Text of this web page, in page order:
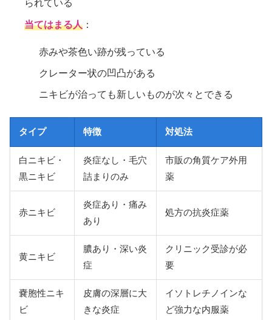
られている
当てはまる人 ：
赤みや茶色い跡が残っている
クレーター状の凹凸がある
ニキビが治っても新しいものが次々とできる
タイプ 特徴 対処法
白ニキビ・
黒ニキビ
炎症なし・毛穴
詰まりのみ
市販の角質ケア外用
薬
赤ニキビ
炎症あり・痛み
あり
処方の抗炎症薬
黄ニキビ
膿あり・深い炎
症
クリニック受診が必
要
嚢胞性ニキ
ビ
皮膚の深層に大
きな炎症
イソトレチノインな
ど強力な内服薬